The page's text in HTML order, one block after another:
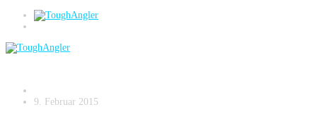
Zanderangeln am Strom – small.034
9. Februar 2015